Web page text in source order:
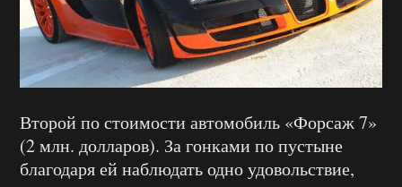
Второй по стоимости автомобиль «Форсаж 7»
(2 млн. долларов). За гонками по пустыне
благодаря ей наблюдать одно удовольствие,